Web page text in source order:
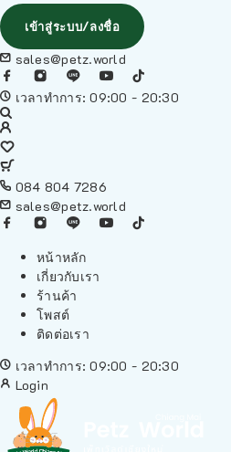
เข้าสู่ระบบ/ลงชื่อ
sales@petz.world
เวลาทำการ: 09:00 - 20:30
084 804 7286
sales@petz.world
หน้าหลัก
เกี่ยวกับเรา
ร้านค้า
โพสต์
ติดต่อเรา
เวลาทำการ: 09:00 - 20:30
Login